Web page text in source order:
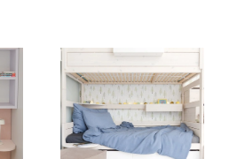
Nejprodávanější